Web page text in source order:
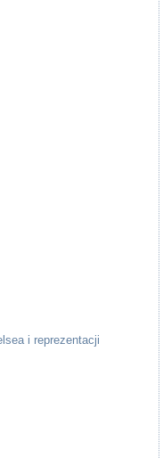
i reprezentacji